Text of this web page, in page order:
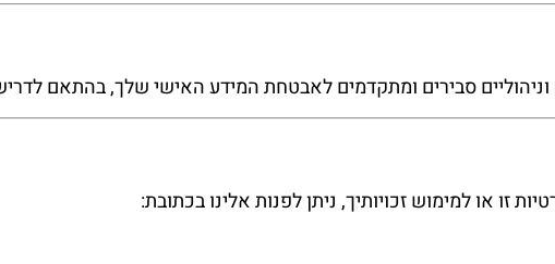
סבירים ומתקדמים לאבטחת המידע האישי שלך, בהתאם
זו או למימוש זכויותיך, ניתן לפנות אלינו בכתובת: